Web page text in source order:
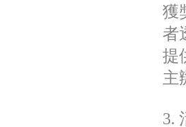
獲
者
提
主
3.